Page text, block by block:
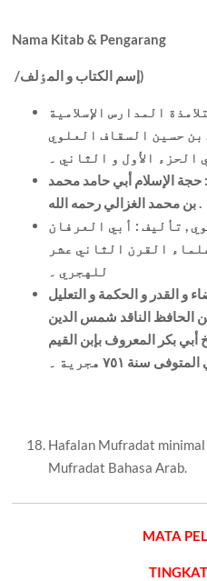
Nama Kitab & Pengarang
/ إسم الکتاب و المٶلف)
المدارس الإسلامية
حسين السقاف العلوي
الحزء الأول و الثاني ۔
: حجة الإسلام أبي حامد محمد
بن محمد الغزالي رحمه الله .
, تأليف : أبي العرفان
القرن الثاني عشر
للهجري ۔
و القدر و الحکمة و التعليل
الحافظ الناقد شمس الدين
بکر المعروف بإبن القيم
سنة ٧٥١ هجرية ۔
Hafalan Mufradat
Mufradat Bahasa Arab.
MATA